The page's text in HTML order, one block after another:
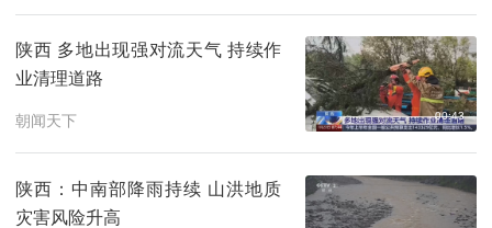
陕西 多地出现强对流天气 持续作
业清理道路
朝闻天下 00:43
陕西：中南部降雨持续 山洪地质
灾害风险升高